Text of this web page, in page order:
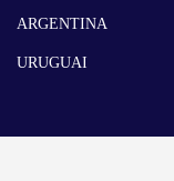
ARGENTINA
URUGUAI